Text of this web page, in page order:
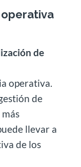
de
operativa.
de
llevar a
de los